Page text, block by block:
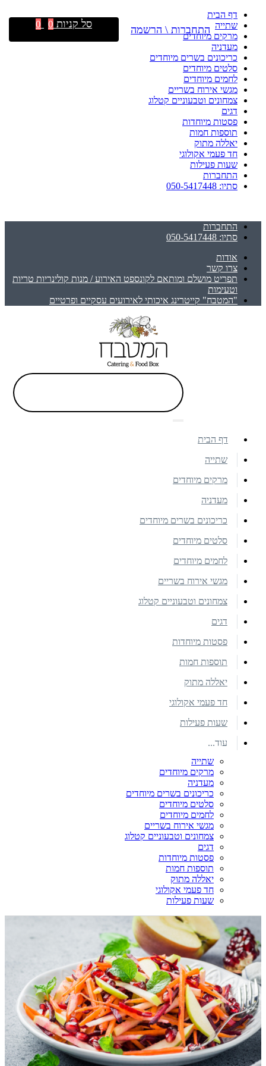
דף הבית
שתייה
מרקים מיוחדים
מעדניה
כריכונים בשרים מיוחדים
סלטים מיוחדים
לחמים מיוחדים
מגשי אירוח בשריים
צמחונים וטבעוניים קטלוג
דגים
פסטות מיוחדות
תוספות חמות
יאללה מתוק
חד פעמי אקולוגי
שעות פעילות
התחברות
סתיו: 050-5417448
התחברות
סתיו: 050-5417448
אודות
צרו קשר
תפריט מושלם ומותאם לקונספט האירוע / מנות קולינריות טריות
וטעימות
"המטבח" קייטרינג איכותי לאירועים עסקיים ופרטיים
התחברות \ הרשמה סל קניות 0
0
דף הבית
שתייה
מרקים מיוחדים
מעדניה
כריכונים בשרים מיוחדים
סלטים מיוחדים
לחמים מיוחדים
מגשי אירוח בשריים
צמחונים וטבעוניים קטלוג
דגים
פסטות מיוחדות
תוספות חמות
יאללה מתוק
חד פעמי אקולוגי
שעות פעילות
עוד...
שתייה
מרקים מיוחדים
מעדניה
כריכונים בשרים מיוחדים
סלטים מיוחדים
לחמים מיוחדים
מגשי אירוח בשריים
צמחונים וטבעוניים קטלוג
דגים
פסטות מיוחדות
תוספות חמות
יאללה מתוק
חד פעמי אקולוגי
שעות פעילות